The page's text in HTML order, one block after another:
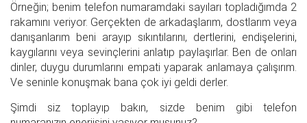
Örneğin; benim telefon numaramdaki sayıları topladığımda 2
rakamını veriyor. Gerçekten de arkadaşlarım, dostlarım veya
danışanlarım beni arayıp sıkıntılarını, dertlerini, endişelerini,
kaygılarını veya sevinçlerini anlatıp paylaşırlar. Ben de onları
dinler, duygu durumlarını empati yaparak anlamaya çalışırım.
Ve seninle konuşmak bana çok iyi geldi derler.
Şimdi siz toplayıp bakın, sizde benim gibi telefon